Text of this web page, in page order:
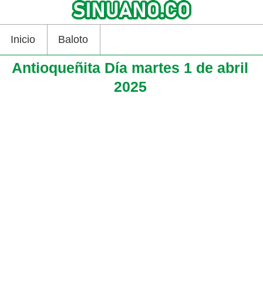
Inicio Baloto
Antioqueñita Día martes 1 de abril
2025